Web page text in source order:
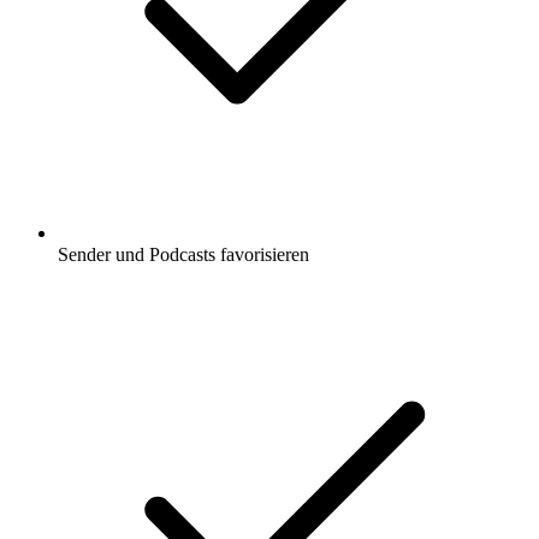
Sender und Podcasts favorisieren